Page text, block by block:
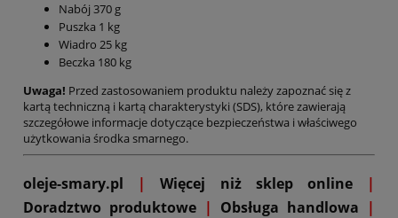
Nabój 370 g
Puszka 1 kg
Wiadro 25 kg
Beczka 180 kg
Uwaga! Przed zastosowaniem produktu należy zapoznać się z
kartą techniczną i kartą charakterystyki (SDS), które zawierają
szczegółowe informacje dotyczące bezpieczeństwa i właściwego
użytkowania środka smarnego.
oleje-smary.pl | Więcej niż sklep online
|
Doradztwo produktowe | Obsługa handlowa |